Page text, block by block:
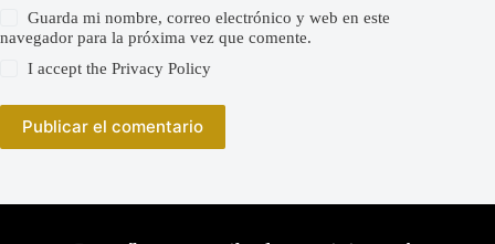
Guarda mi nombre, correo electrónico y web en este
navegador para la próxima vez que comente.
I accept thePrivacy Policy
Publicar el comentario